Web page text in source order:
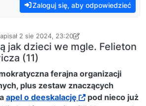
Zaloguj się, aby odpowiedzieć
2 sie 2024, 23:20
edytowany przez jakuburbanowicz
jak dzieci we mgle. Felieton
(11)
ferajna organizacji
plus zestaw znaczących
apel o deeskalację
pod nieco już